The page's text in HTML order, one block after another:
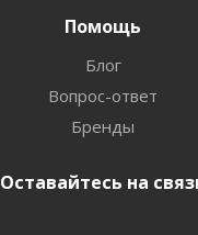
Помощь
Блог
Вопрос-ответ
Бренды
Оставайтесь на